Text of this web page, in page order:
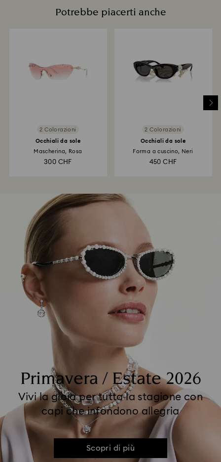
Potrebbe piacerti anche
2 Colorazioni
Occhiali da sole
Mascherina, Rosa
300 CHF
2 Colorazioni
Occhiali da sole
Forma a cuscino, Neri
450 CHF
Primavera / Estate 2026
Vivi la gioia per tutta la stagione con
capi che infondono allegria
Scopri di più